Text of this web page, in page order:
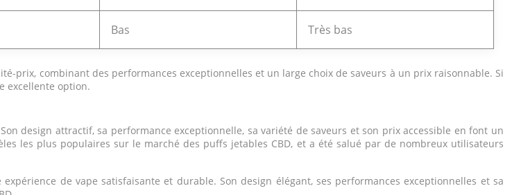
Bas Très bas
prix, combinant des performances exceptionnelles et un large choix de saveurs à un prix raisonnable. Si
excellente option.
design attractif, sa performance exceptionnelle, sa variété de saveurs et son prix accessible en font un
les plus populaires sur le marché des puffs jetables CBD, et a été salué par de nombreux utilisateurs
de vape satisfaisante et durable. Son design élégant, ses performances exceptionnelles et sa